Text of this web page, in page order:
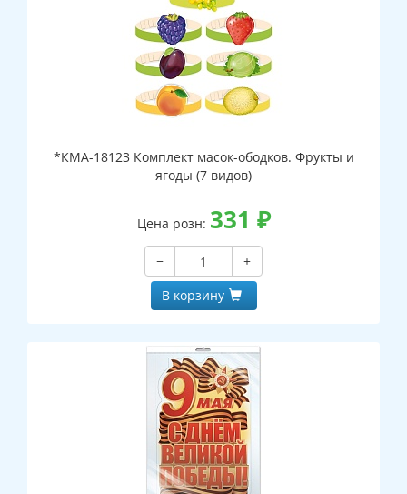
*КМА-18123 Комплект масок-ободков. Фрукты и
ягоды (7 видов)
Цена розн: 331 ₽
−
+
В корзину